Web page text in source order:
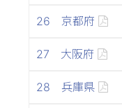
26 京都府
27 大阪府
28 兵庫県